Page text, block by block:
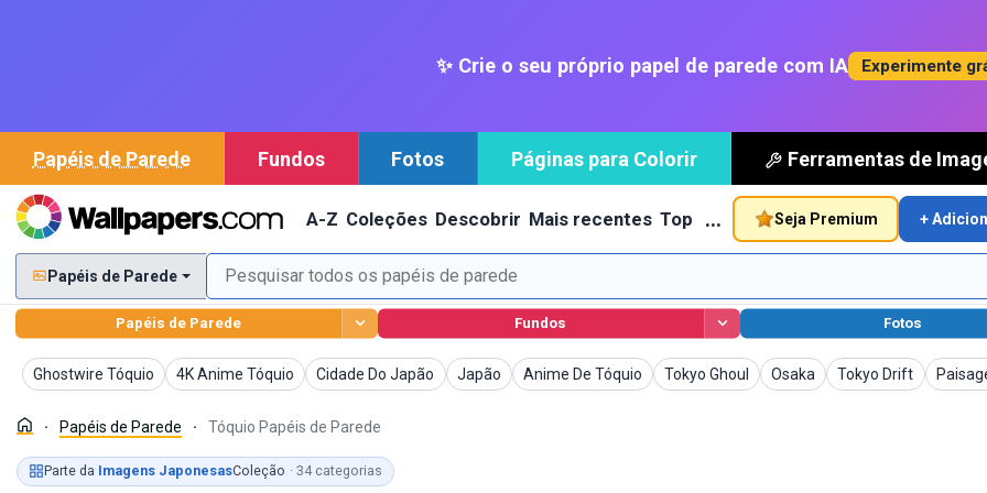
✨ Crie o seu próprio papel de parede com IA Experimente
Papéis de Parede Fundos Fotos Páginas para Colorir Ferramentas de
A-Z Coleções Descobrir Mais recentes Top … Seja Premium +
Papéis de Parede
Papéis de Parede Fundos Fotos
Ghostwire Tóquio
Papéis de Parede 4K Anime Tóquio
Papéis de Parede Cidade Do Japão
Papéis de Parede Japão
Papéis de ParedeAnime De Tóquio
Papéis de Parede Tokyo Ghoul
Papéis de ParedeOsaka
Papéis de Parede
Tokyo Drift
Papéis de ParedePapéis
Papéis de Parede Tóquio Papéis de Parede
Parte da Imagens JaponesasColeção · 34 categorias